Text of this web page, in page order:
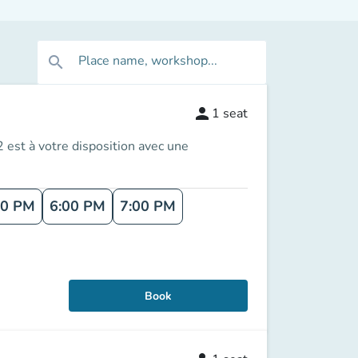
search Place name, workshop...
à votre disposition avec une
person 1 seat
PM 6:00 PM 7:00 PM
Book